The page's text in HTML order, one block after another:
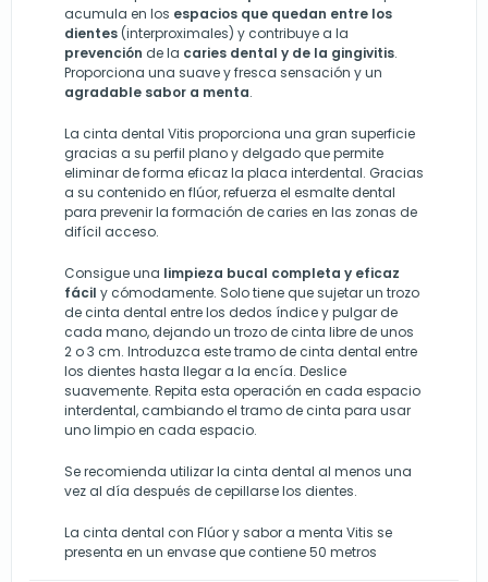
acumula en los espacios que quedan entre los
dientes (interproximales) y contribuye a la
prevención de la caries dental y de la gingivitis.
Proporciona una suave y fresca sensación y un
agradable sabor a menta.
La cinta dental Vitis proporciona una gran superficie
gracias a su perfil plano y delgado que permite
eliminar de forma eficaz la placa interdental. Gracias
a su contenido en flúor, refuerza el esmalte dental
para prevenir la formación de caries en las zonas de
difícil acceso.
Consigue una limpieza bucal completa y eficaz
fácil y cómodamente. Solo tiene que sujetar un trozo
de cinta dental entre los dedos índice y pulgar de
cada mano, dejando un trozo de cinta libre de unos
2 o 3 cm. Introduzca este tramo de cinta dental entre
los dientes hasta llegar a la encía. Deslice
suavemente. Repita esta operación en cada espacio
interdental, cambiando el tramo de cinta para usar
uno limpio en cada espacio.
Se recomienda utilizar la cinta dental al menos una
vez al día después de cepillarse los dientes.
La cinta dental con Flúor y sabor a menta Vitis se
presenta en un envase que contiene 50 metros